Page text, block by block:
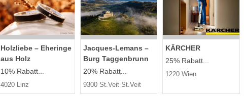
Holzliebe – Eheringe
aus Holz
10% Rabatt...
4020 Linz
Jacques-Lemans –
Burg Taggenbrunn
20% Rabatt...
9300 St.Veit St.Veit
KÄRCHER
25% Rabatt...
1220 Wien